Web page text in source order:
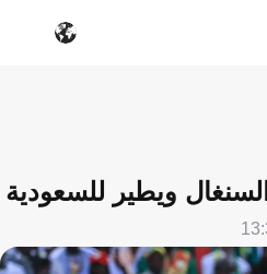
ويطير للسعودية